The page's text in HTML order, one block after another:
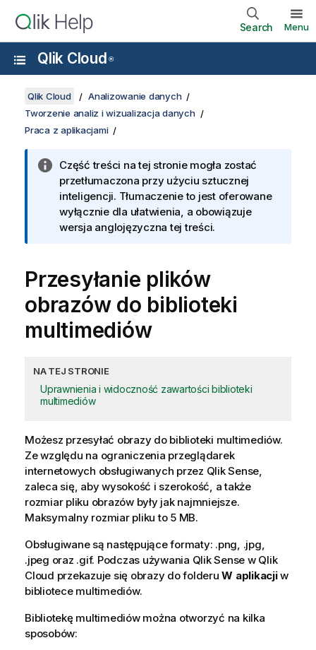
Search Menu
Qlik Cloud ®
Qlik Cloud
Analizowanie danych
Tworzenie analiz i wizualizacja danych
Praca z aplikacjami
Część treści na tej stronie mogła zostać
przetłumaczona przy użyciu sztucznej
inteligencji. Tłumaczenie to jest oferowane
wyłącznie dla ułatwienia, a obowiązuje
wersja anglojęzyczna tej treści.
Przesyłanie plików
obrazów do biblioteki
multimediów
NA TEJ STRONIE
Uprawnienia i widoczność zawartości biblioteki
multimediów
Możesz przesyłać obrazy do biblioteki multimediów.
Ze względu na ograniczenia przeglądarek
internetowych obsługiwanych przez Qlik Sense,
zaleca się, aby wysokość i szerokość, a także
rozmiar pliku obrazów były jak najmniejsze.
Maksymalny rozmiar pliku to 5 MB.
Obsługiwane są następujące formaty: .png, .jpg,
.jpeg oraz .gif. Podczas używania Qlik Sense w Qlik
Cloud przekazuje się obrazy do folderuW aplikacjiw
bibliotece multimediów.
Bibliotekę multimediów można otworzyć na kilka
sposobów: